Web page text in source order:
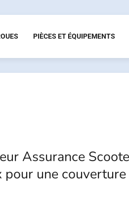
PIÈCES ET ÉQUIPEMENTS
Assurance
pour une